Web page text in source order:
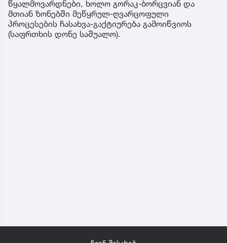
წყალმოვარდნები, ხოლო გორაკ-ბორცვიან და
მთიან ზონებში მეწყრულ-ღვარცოფული
პროცესების ჩასახვა-გაქტიურება გამოიწვიოს
(საფრთხის დონე საშუალო).